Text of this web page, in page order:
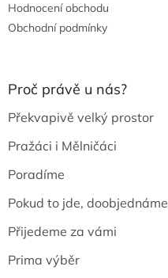
Hodnocení obchodu
Obchodní podmínky
Proč právě u nás?
Překvapivě velký prostor
Pražáci i Mělničáci
Poradíme
Pokud to jde, doobjednáme
Přijedeme za vámi
Prima výběr